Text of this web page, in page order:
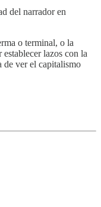
del narrador en
o terminal, o la
lazos con la
de ver el capitalismo